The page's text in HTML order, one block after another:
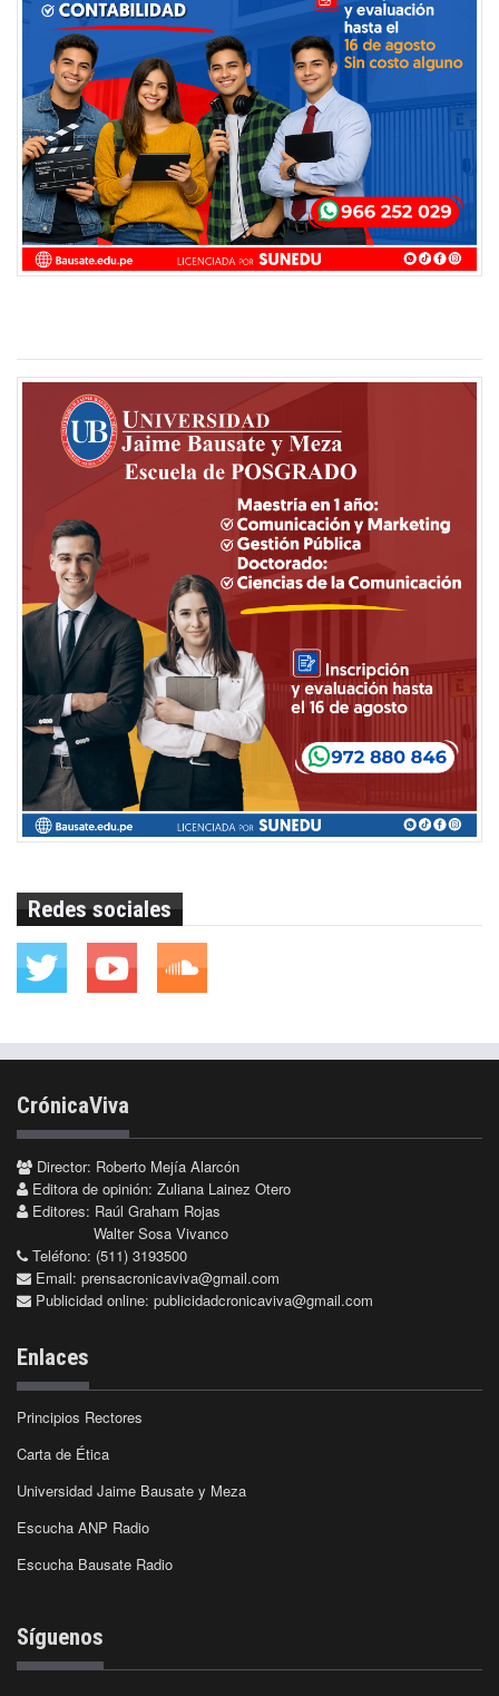
Redes sociales
CrónicaViva
Director: Roberto Mejía Alarcón
Editora de opinión: Zuliana Lainez Otero
Editores: Raúl Graham Rojas
Walter Sosa Vivanco
Teléfono: (511) 3193500
Email: prensacronicaviva@gmail.com
Publicidad online: publicidadcronicaviva@gmail.com
Enlaces
Principios Rectores
Carta de Ética
Universidad Jaime Bausate y Meza
Escucha ANP Radio
Escucha Bausate Radio
Síguenos